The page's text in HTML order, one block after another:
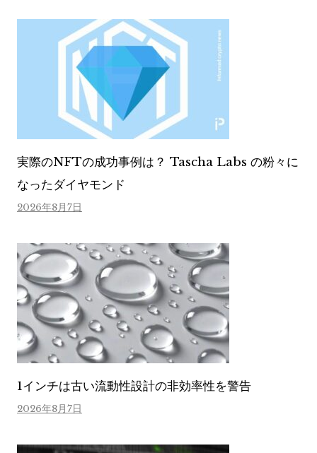
実際のNFTの成功事例は？ Tascha Labs の粉々に
なったダイヤモンド
2026年8月7日
1インチは古い流動性設計の非効率性を警告
2026年8月7日